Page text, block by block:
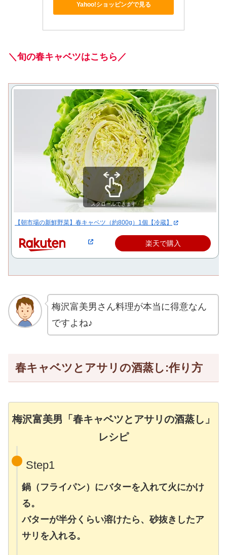
Yahoo!ショッピングで見る
＼旬の春キャベツはこちら／
【朝市場の新鮮野菜】春キャベツ（約800g）1個【冷蔵】
楽天で購入
スクロールできます
梅沢富美男さん料理が本当に得意なん
ですよね♪
春キャベツとアサリの酒蒸し:作り方
梅沢富美男「春キャベツとアサリの酒蒸し」
レシピ
Step1
鍋（フライパン）にバターを入れて火にかけ
る。
バターが半分くらい溶けたら、砂抜きしたア
サリを入れる。